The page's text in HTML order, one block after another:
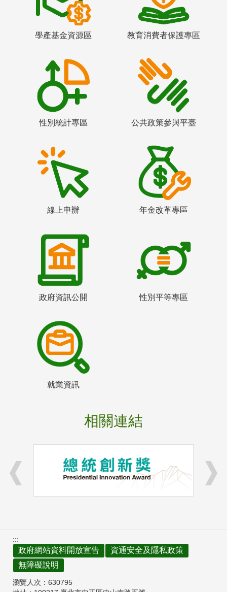
學產基金資源區 教育消費者保護專區
性別統計專區 公共政策參與平臺
線上申辦 年金改革專區
政府資訊公開 性別平等專區
就業資訊
相關連結
:::
政府網站資料開放宣告
資通安全及隱私政策
無障礙說明
瀏覽人次： 630795